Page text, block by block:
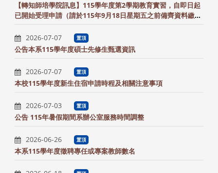
【轉知師培學院訊息】115學年度第2學期教育實習，自即日起
已開始受理申請（請於115年9月18日星期五之前備齊資料繳交
至系辦）
2026-07-07
置頂
公告本系115學年度碩士先修生甄選資訊
2026-07-07 置頂
本校115學年度新生住宿申請時程及相關注意事項
2026-07-03 置頂
公告 115年暑假期間系辦公室服務時間調整
2026-06-26 置頂
本系115學年度徵聘專任或專案教師數名